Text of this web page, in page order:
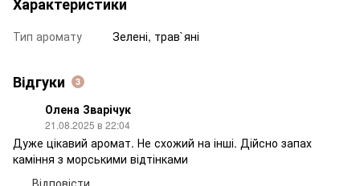
Тип аромату Зелені, трав`яні
Відгуки 3
Олена Зварічук
21.08.2025 в 22:04
Дуже цікавий аромат. Не схожий на інші. Дійсно запах
каміння з морськими відтінками
Відповісти